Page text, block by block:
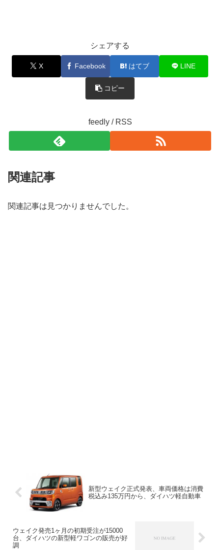
シェアする
X Facebook はてブ LINE
コピー
feedly / RSS
関連記事
関連記事は見つかりませんでした。
新型ウェイク正式発表、車両価格は消費
税込み135万円から、ダイハツ軽自動車
ウェイク発売1ヶ月の初期受注が15000
台、ダイハツの新型軽ワゴンの販売が好
調